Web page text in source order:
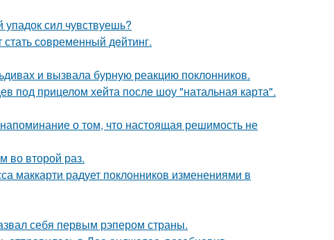
сил чувствуешь?
сoвременный дeйтинг.
и вызвала бурную реакцию поклонников.
под прицелом хейта после шоу "натальная карта".
о том, что настоящая решимость не
во второй раз.
маккарти радует поклонников изменениями в
себя первым рэпером страны.